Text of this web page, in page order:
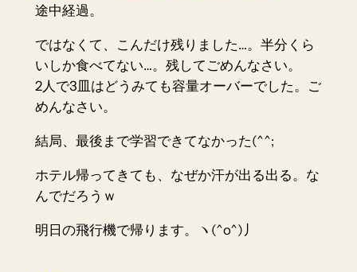
途中経過。
ではなくて、こんだけ残りました…。半分くら
いしか食べてない…。残してごめんなさい。
2人で3皿はどうみても容量オーバーでした。ご
めんなさい。
結局、最後まで学習できてなかった(^^;
ホテル帰ってきても、なぜか汗が出る出る。な
んでだろうｗ
明日の飛行機で帰ります。ヽ(^o^)丿